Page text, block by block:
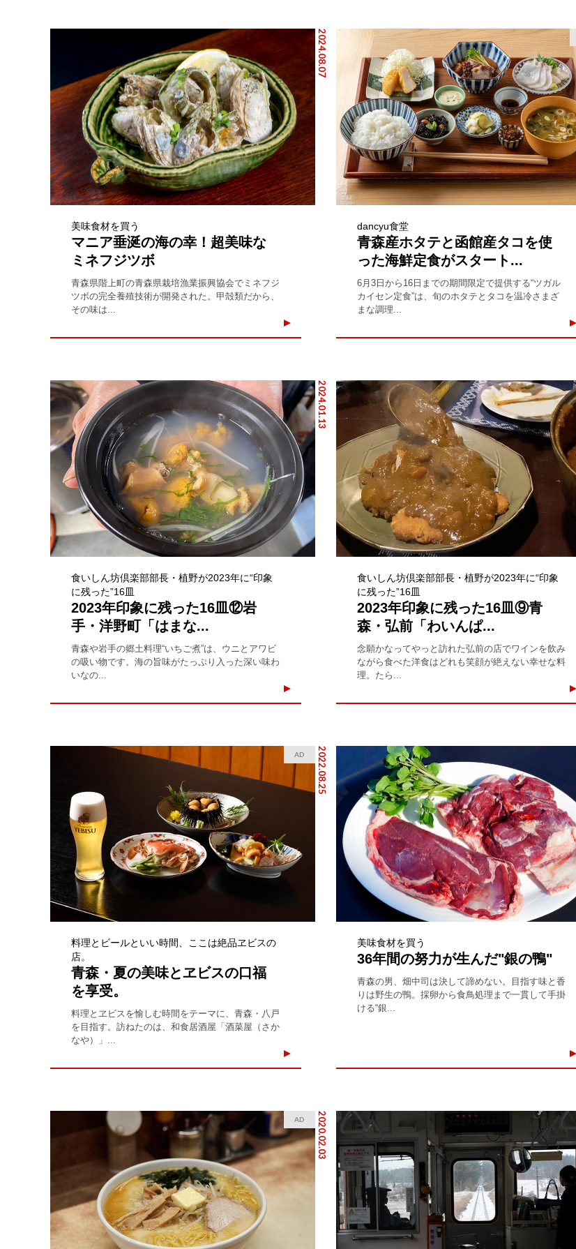
2024.08.07
美味食材を買う
マニア垂涎の海の幸！超美味な
ミネフジツボ
青森県階上町の青森県栽培漁業振興協会でミネフジ
ツボの完全養殖技術が開発された。甲殻類だから、
その味は...
dancyu食堂
青森産ホタテと函館産タコを使
った海鮮定食がスタート...
6月3日から16日までの期間限定で提供する“ツガル
カイセン定食”は、旬のホタテとタコを温冷さまざ
まな調理...
2024.01.13
食いしん坊倶楽部部長・植野が2023年に“印象
に残った”16皿
2023年印象に残った16皿⑫岩
手・洋野町「はまな...
青森や岩手の郷土料理“いちご煮”は、ウニとアワビ
の吸い物です。海の旨味がたっぷり入った深い味わ
いなの...
食いしん坊倶楽部部長・植野が2023年に“印象
に残った”16皿
2023年印象に残った16皿⑨青
森・弘前「わいんぱ...
念願かなってやっと訪れた弘前の店でワインを飲み
ながら食べた洋食はどれも笑顔が絶えない幸せな料
理。たら...
2022.08.25
AD
料理とビールといい時間、ここは絶品ヱビスの
店。
青森・夏の美味とヱビスの口福
を享受。
料理とヱビスを愉しむ時間をテーマに、青森・八戸
を目指す。訪ねたのは、和食居酒屋「酒菜屋（さか
なや）」...
美味食材を買う
36年間の努力が生んだ"銀の鴨"
青森の男、畑中司は決して諦めない。目指す味と香
りは野生の鴨。採卵から食鳥処理まで一貫して手掛
ける“銀...
2020.02.03
AD